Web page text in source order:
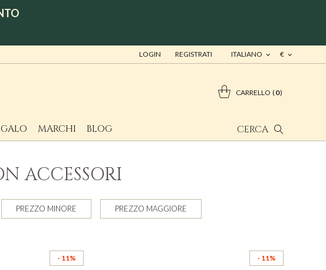
€
ITALIANO
LOGIN REGISTRATI
CERCA
CARRELLO 0
MARCHI BLOG
ACCESSORI
PREZZO MINORE PREZZO MAGGIORE
- 11% - 11%